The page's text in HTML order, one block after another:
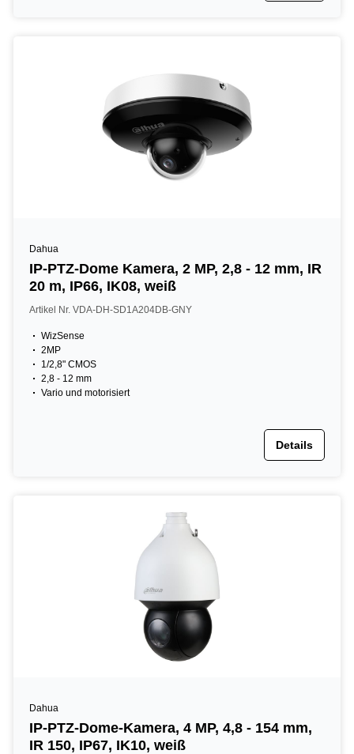
Dahua
IP-PTZ-Dome Kamera, 2 MP, 2,8 - 12 mm, IR
20 m, IP66, IK08, weiß
Artikel Nr. VDA-DH-SD1A204DB-GNY
WizSense
2MP
1/2,8" CMOS
2,8 - 12 mm
Vario und motorisiert
Details
Dahua
IP-PTZ-Dome-Kamera, 4 MP, 4,8 - 154 mm,
IR 150, IP67, IK10, weiß